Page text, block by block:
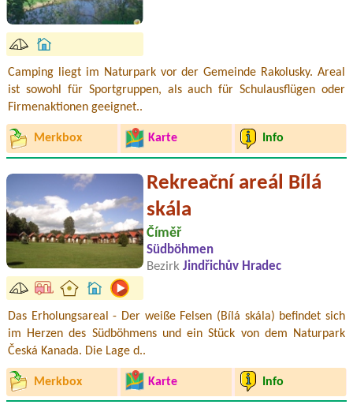
Camping liegt im Naturpark vor der Gemeinde Rakolusky. Areal
ist sowohl für Sportgruppen, als auch für Schulausflügen oder
Firmenaktionen geeignet..
Merkbox Karte Info
Rekreační areál Bílá
skála
Číměř
Südböhmen
Bezirk Jindřichův Hradec
Das Erholungsareal - Der weiße Felsen (Bílá skála) befindet sich
im Herzen des Südböhmens und ein Stück von dem Naturpark
Česká Kanada. Die Lage d..
Merkbox Karte Info